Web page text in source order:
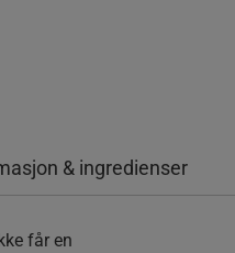
& ingredienser
får en